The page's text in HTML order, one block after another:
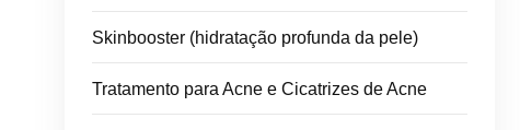
Skinbooster (hidratação profunda da pele)
Tratamento para Acne e Cicatrizes de Acne